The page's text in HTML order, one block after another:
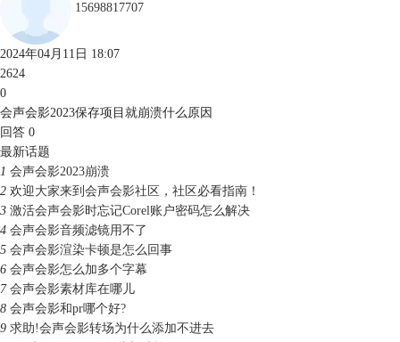
15698817707
2024年04月11日 18:07
2624
0
会声会影2023保存项目就崩溃什么原因
回答 0
最新话题
1 会声会影2023崩溃
2 欢迎大家来到会声会影社区，社区必看指南！
3 激活会声会影时忘记Corel账户密码怎么解决
4 会声会影音频滤镜用不了
5 会声会影渲染卡顿是怎么回事
6 会声会影怎么加多个字幕
7 会声会影素材库在哪儿
8 会声会影和pr哪个好?
9 求助!会声会影转场为什么添加不进去